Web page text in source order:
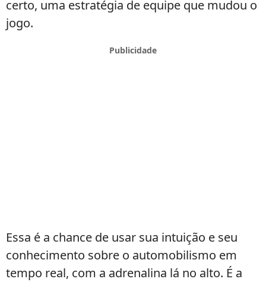
certo, uma estratégia de equipe que mudou o
jogo.
Essa é a chance de usar sua intuição e seu
conhecimento sobre o automobilismo em
tempo real, com a adrenalina lá no alto. É a